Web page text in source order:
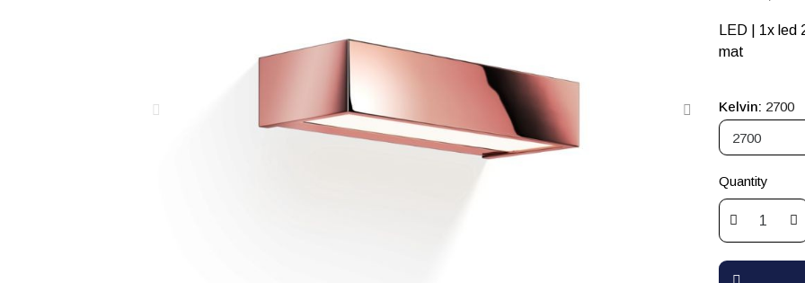
LED | 1x led
mat
Kelvin 2700
Quantity